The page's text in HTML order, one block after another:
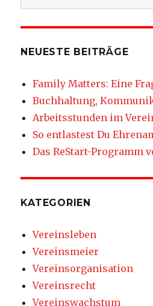
nach:
NEUESTE BEITRÄGE
Family Matters: Eine
Buchhaltung,
Arbeitsstunden im
So entlastest Du
Das ReStart-Programm
KATEGORIEN
Vereinsleben
Vereinsmeier
Vereinsorganisation
Vereinsrecht
Vereinswachstum